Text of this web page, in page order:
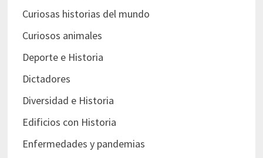
Curiosas historias del mundo
Curiosos animales
Deporte e Historia
Dictadores
Diversidad e Historia
Edificios con Historia
Enfermedades y pandemias